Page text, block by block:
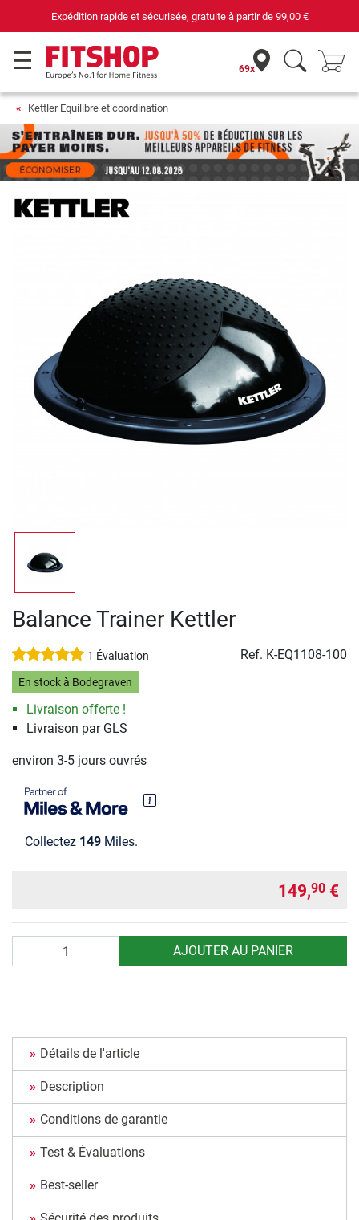
Expédition rapide et sécurisée, gratuite à partir de 99,00 €
69x
Kettler Equilibre et coordination
Balance Trainer Kettler
1 Évaluation Ref. K-EQ1108-100
En stock à Bodegraven
Livraison offerte !
Livraison par GLS
environ 3-5 jours ouvrés
Collectez 149 Miles.
149,90 €
AJOUTER AU PANIER
Détails de l'article
Description
Conditions de garantie
Test & Évaluations
Best-seller